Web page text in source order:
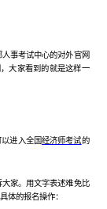
事考试中心的对外官网
大家看到的就是这样一
进入全国经济师考试的
家。用文字表述难免比
体的报名操作：